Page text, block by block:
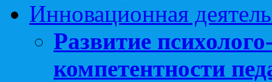
Инновационная
Развитие
компетентности